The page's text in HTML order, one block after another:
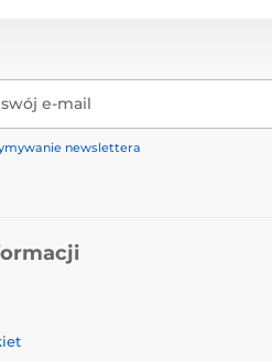
e-mail
newslettera